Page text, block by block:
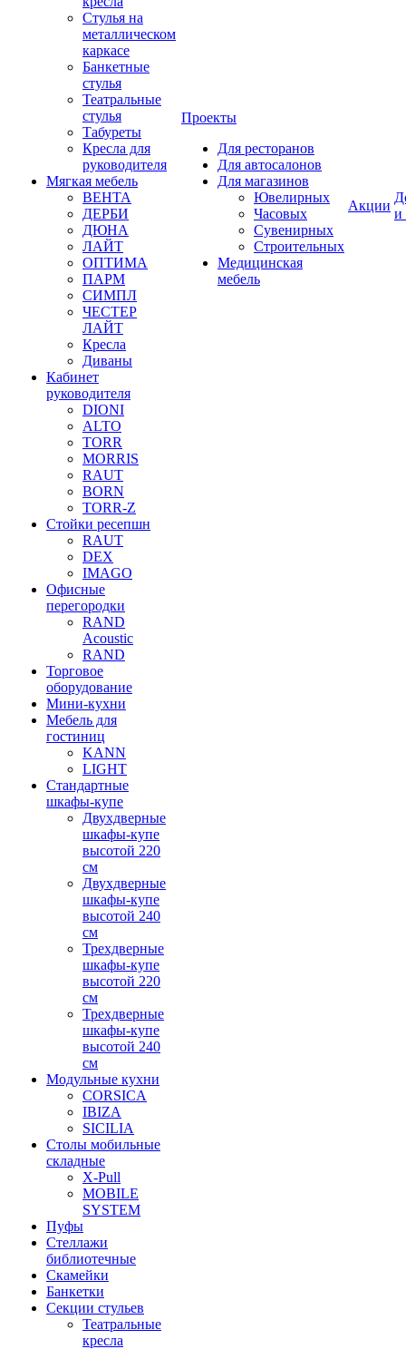
Стулья на
металлическом
каркасе
Банкетные
стулья
Театральные
стулья
Табуреты
Кресла для
руководителя
Мягкая мебель
ВЕНТА
ДЕРБИ
ДЮНА
ЛАЙТ
ОПТИМА
ПАРМ
СИМПЛ
ЧЕСТЕР
ЛАЙТ
Кресла
Диваны
Кабинет
руководителя
DIONI
ALTO
TORR
MORRIS
RAUT
BORN
TORR-Z
Стойки ресепшн
RAUT
DEX
IMAGO
Офисные
перегородки
RAND
Acoustic
RAND
Торговое
оборудование
Мини-кухни
Мебель для
гостиниц
KANN
LIGHT
Стандартные
шкафы-купе
Двухдверные
шкафы-купе
высотой 220
см
Двухдверные
шкафы-купе
высотой 240
см
Трехдверные
шкафы-купе
высотой 220
см
Трехдверные
шкафы-купе
высотой 240
см
Модульные кухни
CORSICA
IBIZA
SICILIA
Столы мобильные
складные
X-Pull
MOBILE
SYSTEM
Пуфы
Стеллажи
библиотечные
Скамейки
Банкетки
Секции стульев
Театральные
кресла
Проекты
Для ресторанов
Для автосалонов
Для магазинов
Ювелирных
Часовых
Сувенирных
Строительных
Медицинская
мебель
Акции
и